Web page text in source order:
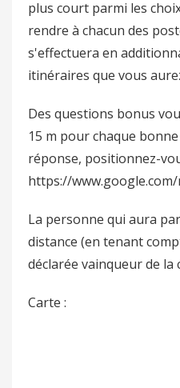
plus court parmi les
rendre à chacun des
s'effectuera en
itinéraires que vous
Des questions bonus
15 m pour chaque
réponse, positionnez-
https://
La personne qui aura
distance (en tenant
déclarée vainqueur de la
Carte :